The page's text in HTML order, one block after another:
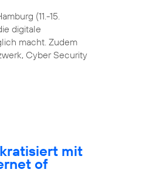
(11.-15.
digitale
macht. Zudem
Cyber Security
mit
of